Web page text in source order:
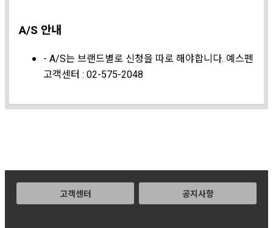
A/S 안내
- A/S는 브랜드별로 신청을 따로 해야합니다. 예스펜
고객센터 : 02-575-2048
고객센터 공지사항